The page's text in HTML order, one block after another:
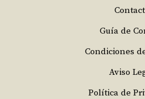
Guía de
Condiciones
Aviso
Política de